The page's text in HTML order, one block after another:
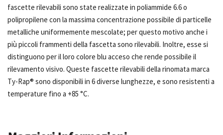
fascette rilevabili sono state realizzate in poliammide 6.6 o
polipropilene con la massima concentrazione possibile di particelle
metalliche uniformemente mescolate; per questo motivo anche i
più piccoli frammenti della fascetta sono rilevabili. Inoltre, esse si
distinguono per il loro colore blu acceso che rende possibile il
rilevamento visivo. Queste fascette rilevabili della rinomata marca
Ty-Rap® sono disponibili in 6 diverse lunghezze, e sono resistenti a
temperature fino a +85 °C.